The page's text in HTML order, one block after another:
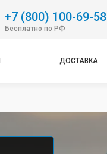
+7 (800) 100-69-58
Бесплатно по РФ
ДОСТАВКА